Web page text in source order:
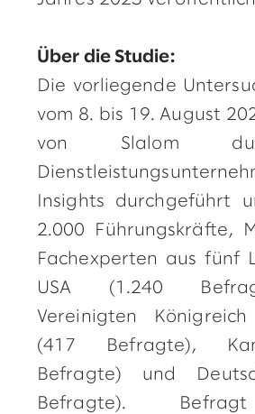
Über die Studie:
Die vorliegende
vom 8. bis 19. August
von Slalom
Insights durchgeführt
2.000 Führungskräfte,
Fachexperten aus fünf
USA (1.240
Vereinigten
(417 Befragte),
Befragte) und
Befragte).